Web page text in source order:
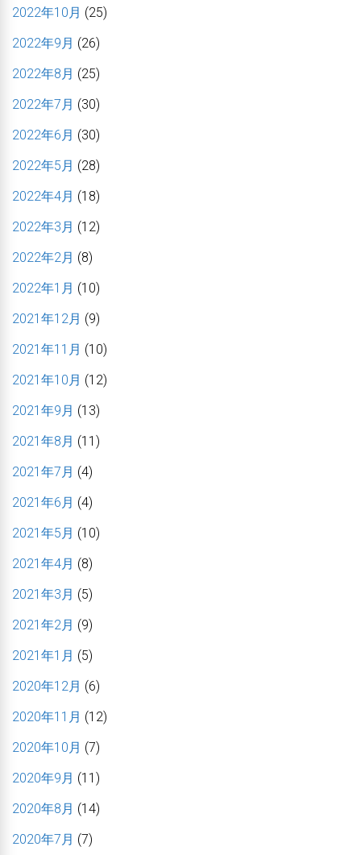
2022年10月 (25)
2022年9月 (26)
2022年8月 (25)
2022年7月 (30)
2022年6月 (30)
2022年5月 (28)
2022年4月 (18)
2022年3月 (12)
2022年2月 (8)
2022年1月 (10)
2021年12月 (9)
2021年11月 (10)
2021年10月 (12)
2021年9月 (13)
2021年8月 (11)
2021年7月 (4)
2021年6月 (4)
2021年5月 (10)
2021年4月 (8)
2021年3月 (5)
2021年2月 (9)
2021年1月 (5)
2020年12月 (6)
2020年11月 (12)
2020年10月 (7)
2020年9月 (11)
2020年8月 (14)
2020年7月 (7)